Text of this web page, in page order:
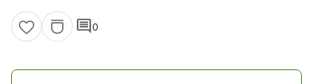
comment0